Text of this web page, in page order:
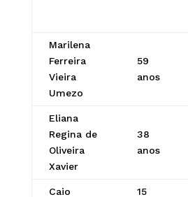
Marilena
Ferreira
Vieira
Umezo
59
anos
Eliana
Regina de
Oliveira
Xavier
38
anos
Caio
15